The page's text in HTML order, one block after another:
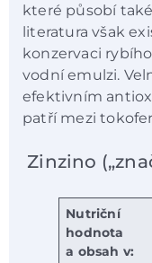
které působí
literatura však
konzervaci
vodní emulzi.
efektivním
patří mezi
Zinzino
Nutriční
hodnota
a obsah v: